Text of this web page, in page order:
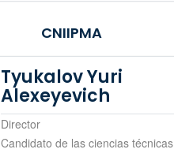
CNIIPMA
Tyukalov Yuri
Alexeyevich
Director
Candidato de las ciencias técnicas